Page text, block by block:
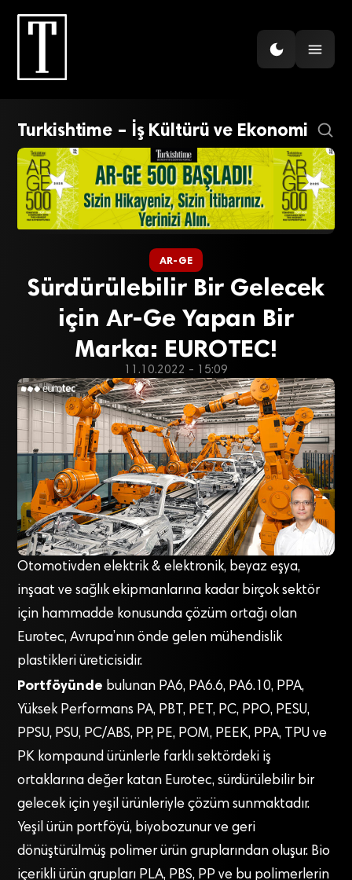
Turkishtime – İş Kültürü ve Ekonomi
AR-GE
Sürdürülebilir Bir Gelecek
için Ar-Ge Yapan Bir
Marka: EUROTEC!
11.10.2022 - 15:09
Otomotivden elektrik & elektronik, beyaz eşya,
inşaat ve sağlık ekipmanlarına kadar birçok sektör
için hammadde konusunda çözüm ortağı olan
Eurotec, Avrupa’nın önde gelen mühendislik
plastikleri üreticisidir.
Portföyünde bulunan PA6, PA6.6, PA6.10, PPA,
Yüksek Performans PA, PBT, PET, PC, PPO, PESU,
PPSU, PSU, PC/ABS, PP, PE, POM, PEEK, PPA, TPU ve
PK kompaund ürünlerle farklı sektördeki iş
ortaklarına değer katan Eurotec, sürdürülebilir bir
gelecek için yeşil ürünleriyle çözüm sunmaktadır.
Yeşil ürün portföyü, biyobozunur ve geri
dönüştürülmüş polimer ürün gruplarından oluşur. Bio
içerikli ürün grupları PLA, PBS, PP ve bu polimerlerin